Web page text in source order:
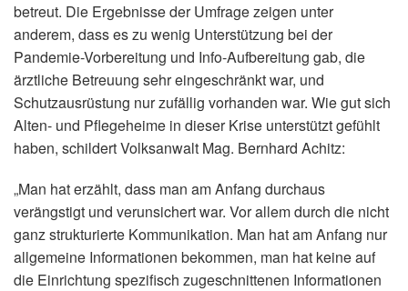
betreut. Die Ergebnisse der Umfrage zeigen unter
anderem, dass es zu wenig Unterstützung bei der
Pandemie-Vorbereitung und Info-Aufbereitung gab, die
ärztliche Betreuung sehr eingeschränkt war, und
Schutzausrüstung nur zufällig vorhanden war. Wie gut sich
Alten- und Pflegeheime in dieser Krise unterstützt gefühlt
haben, schildert Volksanwalt Mag. Bernhard Achitz:
„Man hat erzählt, dass man am Anfang durchaus
verängstigt und verunsichert war. Vor allem durch die nicht
ganz strukturierte Kommunikation. Man hat am Anfang nur
allgemeine Informationen bekommen, man hat keine auf
die Einrichtung spezifisch zugeschnittenen Informationen